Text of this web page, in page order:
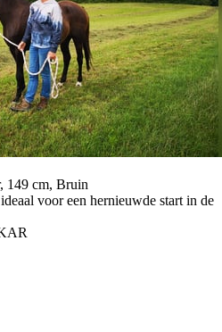
149 cm, Bruin
voor een hernieuwde start in de